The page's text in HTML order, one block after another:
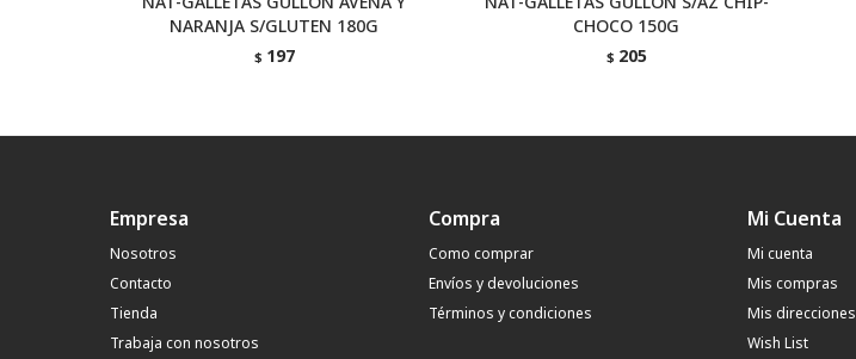
NARANJA S/GLUTEN 180G
$ 197
CHOCO 150G
$ 205
Empresa
Nosotros
Contacto
Tienda
Trabaja con nosotros
Compra
Como comprar
Envíos y devoluciones
Términos y condiciones
Mi Cuenta
Mi cuenta
Mis compras
Mis direcciones
Wish List